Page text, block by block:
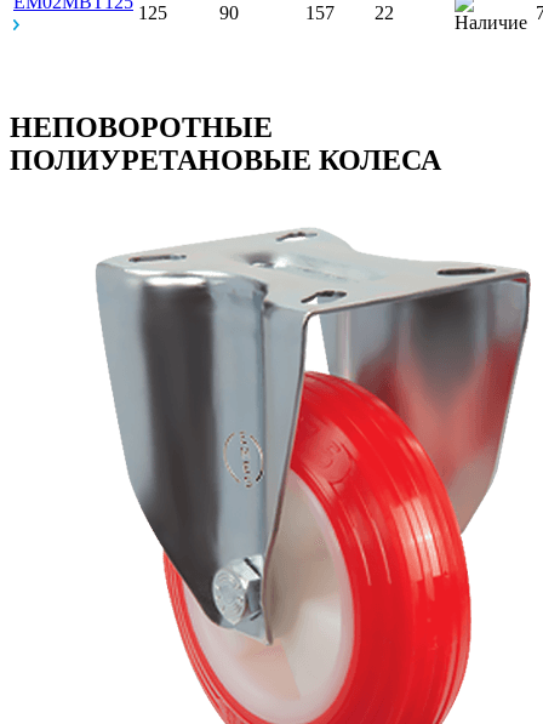
125 90 157 22
НЕПОВОРОТНЫЕ
ПОЛИУРЕТАНОВЫЕ КОЛЕСА